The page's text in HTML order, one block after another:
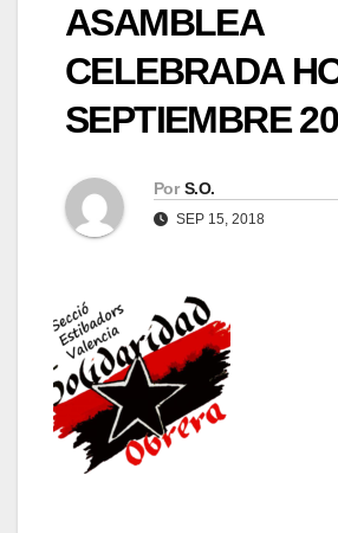
ASAMBLEA
CELEBRADA
SEPTIEMBRE
Por S.O.
SEP 15, 2018